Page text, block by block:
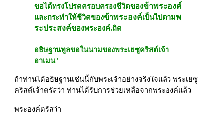
ขอได้ทรงโปรดครอบครองชีวิตของข้าพระองค์
และกระทำให้ชีวิตของข้าพระองค์เป็นไปตามพ
ระประสงค์ของพระองค์เถิด
อธิษฐานทูลขอในนามของพระเยซูคริสต์เจ้า
อาเมน"
ถ้าท่านได้อธิษฐานเช่นนี้กับพระเจ้าอย่างจริงใจแล้ว พระเยซู
คริสต์เจ้าตรัสว่า ท่านได้รับการช่วยเหลือจากพระองค์แล้ว
พระองค์ตรัสว่า